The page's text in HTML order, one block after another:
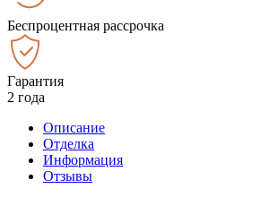
Беспроцентная рассрочка
Гарантия
2 года
Описание
Отделка
Информация
Отзывы